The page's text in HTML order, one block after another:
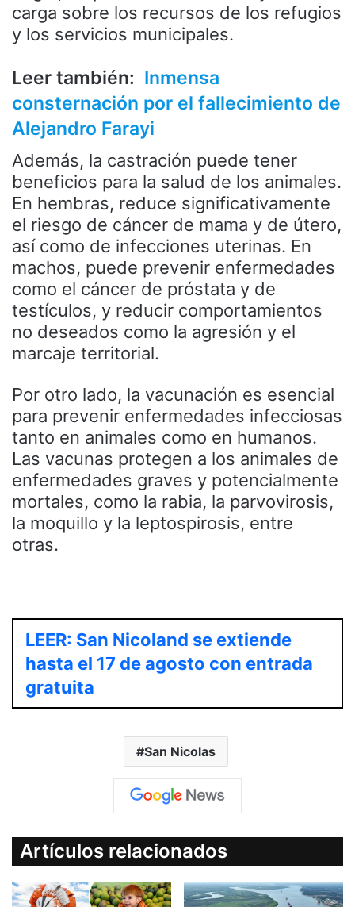
carga sobre los recursos de los refugios
y los servicios municipales.
Leer también: Inmensa
consternación por el fallecimiento de
Alejandro Farayi
Además, la castración puede tener
beneficios para la salud de los animales.
En hembras, reduce significativamente
el riesgo de cáncer de mama y de útero,
así como de infecciones uterinas. En
machos, puede prevenir enfermedades
como el cáncer de próstata y de
testículos, y reducir comportamientos
no deseados como la agresión y el
marcaje territorial.
Por otro lado, la vacunación es esencial
para prevenir enfermedades infecciosas
tanto en animales como en humanos.
Las vacunas protegen a los animales de
enfermedades graves y potencialmente
mortales, como la rabia, la parvovirosis,
la moquillo y la leptospirosis, entre
otras.
LEER: San Nicoland se extiende
hasta el 17 de agosto con entrada
gratuita
San Nicolas
Artículos relacionados